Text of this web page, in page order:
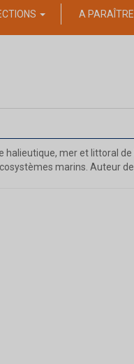
A PARAÎTRE
halieutique, mer et littoral
marins. Auteur